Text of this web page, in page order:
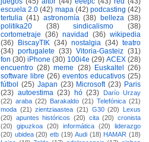
escuela 2.0 (42) mapa (42) podcasting (42)
tertulia (41) astronomía (38) belleza (38)
politika20
(38) sindicalismo
(38)
cortometraje (36) navidad (36) wikipedia
(36)
BiscayTIK (34) nostalgia (34) teatro
(34) portugalete (33) Vitoria-Gasteiz (31)
fon (30) iPhone (30) 100i4e (29) ACEX (28)
encuentro (28) meme (28) Euskaltel
(26)
software libre (26) eventos educativos (25)
fútbol (25) Japan (23) Microsoft (23) Paris
(23) autoestima (23) hó (23)
Darío Urzay
(22) araba (22) Barakaldo (21) Telefónica (21)
moda (21) zientziaastea (21) G30 (20)
Lexus
(20) apuntes históricos (20) cita (20) cronista
(20)
gipuzkoa (20) informática (20)
liderazgo
(20) ubidea (20) etb (19) Audi (18) HAMAR (18)